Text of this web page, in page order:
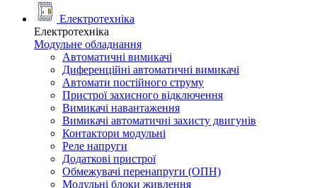
Електротехніка
Електротехніка
Модульне обладнання
Автоматичні вимикачі
Диференційні автоматичні вимикачі
Автомати постійного струму
Пристрої захисного відключення
Вимикачі навантаження
Вимикачі автоматичні захисту двигунів
Контактори модульні
Реле напруги
Додаткові пристрої
Обмежувачі перенапруги (ОПН)
Модульні блоки живлення